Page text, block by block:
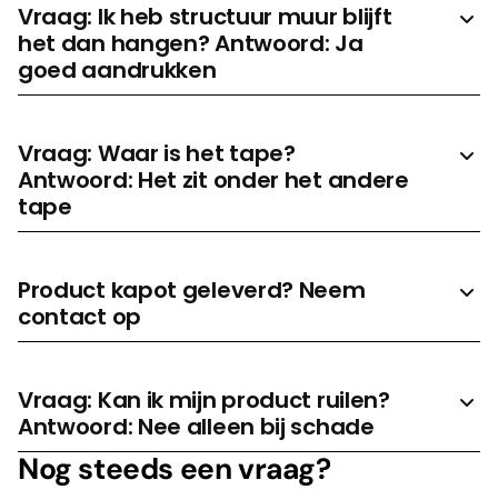
Vraag: Ik heb structuur muur blijft
het dan hangen? Antwoord: Ja
goed aandrukken
Vraag: Waar is het tape?
Antwoord: Het zit onder het andere
tape
Product kapot geleverd? Neem
contact op
Vraag: Kan ik mijn product ruilen?
Antwoord: Nee alleen bij schade
Nog steeds een vraag?